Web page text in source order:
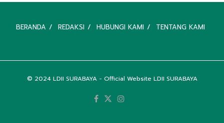
BERANDA REDAKSI HUBUNGI KAMI TENTANG KAMI
© 2024 LDII SURABAYA- Official Website LDII SURABAYA